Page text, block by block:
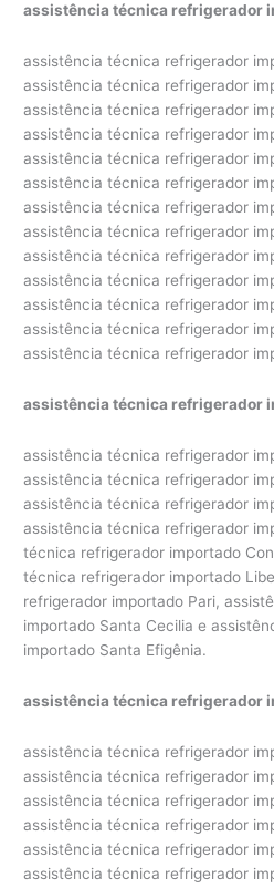
assistência técnica refrigerador
assistência técnica refrigerador
assistência técnica refrigerador
assistência técnica refrigerador
assistência técnica refrigerador
assistência técnica refrigerador
assistência técnica refrigerador
assistência técnica refrigerador
assistência técnica refrigerador
assistência técnica refrigerador
assistência técnica refrigerador
assistência técnica refrigerador
assistência técnica refrigerador
assistência técnica refrigerador
assistência técnica refrigerador
assistência técnica refrigerador
assistência técnica refrigerador
assistência técnica refrigerador
assistência técnica refrigerador
técnica refrigerador importado
técnica refrigerador importado
refrigerador importado Pari,
importado Santa Cecilia e
importado Santa Efigênia.
assistência técnica refrigerador
assistência técnica refrigerador
assistência técnica refrigerador
assistência técnica refrigerador
assistência técnica refrigerador
assistência técnica refrigerador
assistência técnica refrigerador